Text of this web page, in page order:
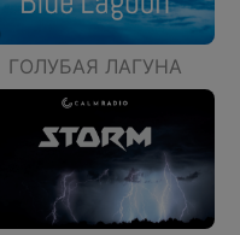
ГОЛУБАЯ ЛАГУНА